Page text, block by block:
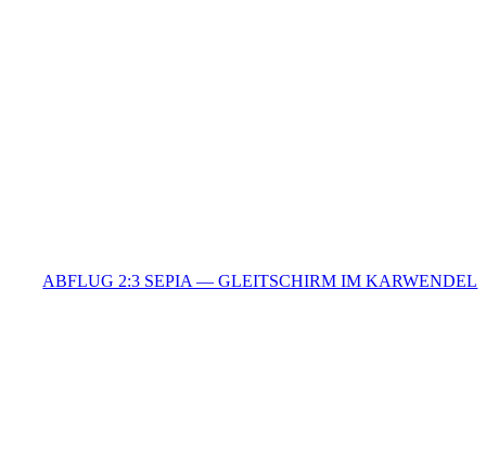
ABFLUG 2:3 SEPIA — GLEITSCHIRM IM KARWENDEL